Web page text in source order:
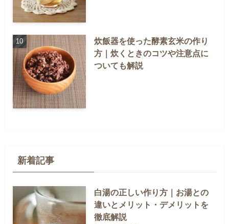
炊飯器を使った酵素玄米の作り
方｜炊くときのコツや注意点に
ついても解説
新着記事
白湯の正しい作り方｜お湯との
違いとメリット・デメリットを
徹底解説